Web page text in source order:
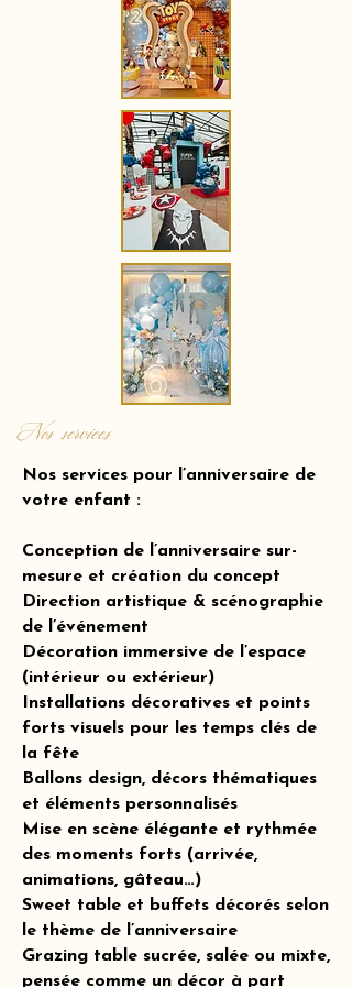
Nos services
Nos services pour l’anniversaire de
votre enfant :
Conception de l’anniversaire sur-
mesure et création du concept
Direction artistique & scénographie
de l’événement
Décoration immersive de l’espace
(intérieur ou extérieur)
Installations décoratives et points
forts visuels pour les temps clés de
la fête
Ballons design, décors thématiques
et éléments personnalisés
Mise en scène élégante et rythmée
des moments forts (arrivée,
animations, gâteau…)
Sweet table et buffets décorés selon
le thème de l’anniversaire
Grazing table sucrée, salée ou mixte,
pensée comme un décor à part